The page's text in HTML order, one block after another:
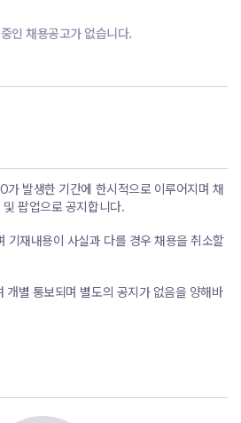
인 채용공고가 없습니다.
가 발생한 기간에 한시적으로 이루어지며 채
팝업으로 공지합니다.
기재내용이 사실과 다를 경우 채용을 취소할
개별 통보되며 별도의 공지가 없음을 양해바